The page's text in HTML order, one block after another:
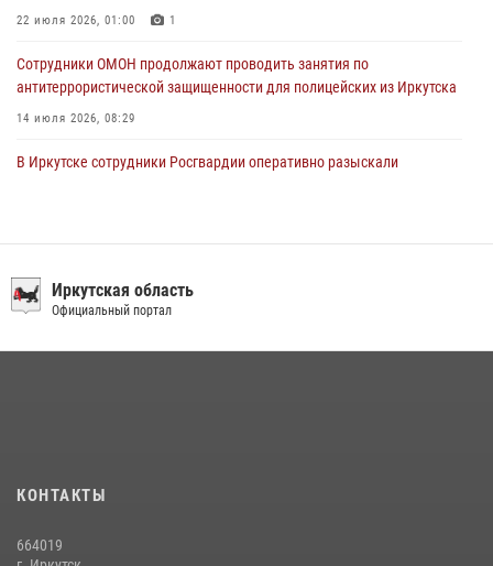
22 июля 2026, 01:00 1
Сотрудники ОМОН продолжают проводить занятия по
антитеррористической защищенности для полицейских из Иркутска
14 июля 2026, 08:29
В Иркутске сотрудники Росгвардии оперативно разыскали
преступной группы, организовавшей бизнес по оказанию интим-
услуг
поступления на службу в Росгвардию
Иркутская область
Официальный портал
КОНТАКТЫ
664019